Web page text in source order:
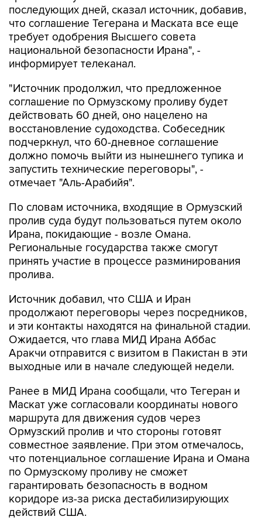
последующих дней, сказал источник, добавив,
что соглашение Тегерана и Маската все еще
требует одобрения Высшего совета
национальной безопасности Ирана", -
информирует телеканал.
"Источник продолжил, что предложенное
соглашение по Ормузскому проливу будет
действовать 60 дней, оно нацелено на
восстановление судоходства. Собеседник
подчеркнул, что 60-дневное соглашение
должно помочь выйти из нынешнего тупика и
запустить технические переговоры", -
отмечает "Аль-Арабийя".
По словам источника, входящие в Ормузский
пролив суда будут пользоваться путем около
Ирана, покидающие - возле Омана.
Региональные государства также смогут
принять участие в процессе разминирования
пролива.
Источник добавил, что США и Иран
продолжают переговоры через посредников,
и эти контакты находятся на финальной стадии.
Ожидается, что глава МИД Ирана Аббас
Аракчи отправится с визитом в Пакистан в эти
выходные или в начале следующей недели.
Ранее в МИД Ирана сообщали, что Тегеран и
Маскат уже согласовали координаты нового
маршрута для движения судов через
Ормузский пролив и что стороны готовят
совместное заявление. При этом отмечалось,
что потенциальное соглашение Ирана и Омана
по Ормузскому проливу не сможет
гарантировать безопасность в водном
коридоре из-за риска дестабилизирующих
действий США.